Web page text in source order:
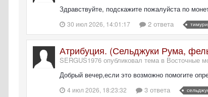
Здравствуйте, подскажите пожалуйста по
30 июл 2026, 14:01:17 2 ответа
Атрибуция. (Сельджуки Рума,
SERGUS1976 опубликовал тема в Восточные
Добрый вечер,если это возможно помогите
4 июл 2026, 18:23:32 3 ответа